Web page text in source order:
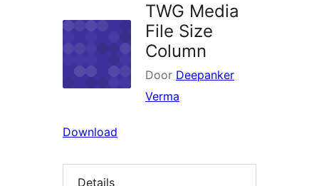
TWG Media
File Size
Column
Door Deepanker
Verma
Download
Details